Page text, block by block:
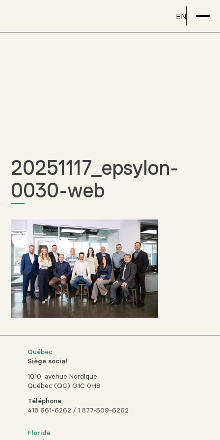
EN
20251117_epsylon-
0030-web
Québec
Siège social
1010, avenue Nordique
Québec (QC) G1C 0H9
Téléphone
418 661-6262 /1 877-509-6262
Floride